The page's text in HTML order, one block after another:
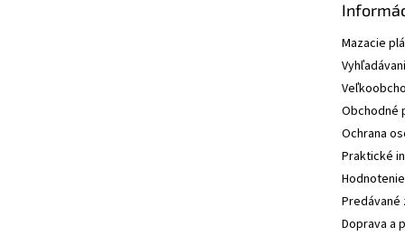
Mazacie
Obchodné
Ochrana
Praktické
Predávané
Doprava a